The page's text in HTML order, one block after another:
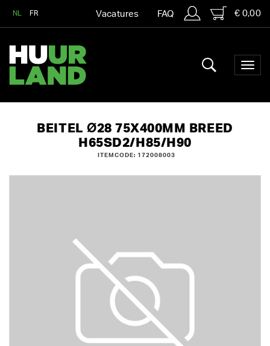
NL FR Vacatures FAQ € 0,00
BEITEL Ø28 75X400MM BREED
H65SD2/H85/H90
ITEMCODE: 172008003